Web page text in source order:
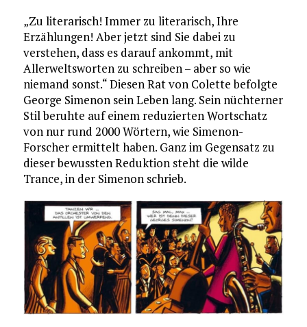
„Zu literarisch! Immer zu literarisch, Ihre
Erzählungen! Aber jetzt sind Sie dabei zu
verstehen, dass es darauf ankommt, mit
Allerweltsworten zu schreiben – aber so wie
niemand sonst.“ Diesen Rat von Colette befolgte
George Simenon sein Leben lang. Sein nüchterner
Stil beruhte auf einem reduzierten Wortschatz
von nur rund 2000 Wörtern, wie Simenon-
Forscher ermittelt haben. Ganz im Gegensatz zu
dieser bewussten Reduktion steht die wilde
Trance, in der Simenon schrieb.